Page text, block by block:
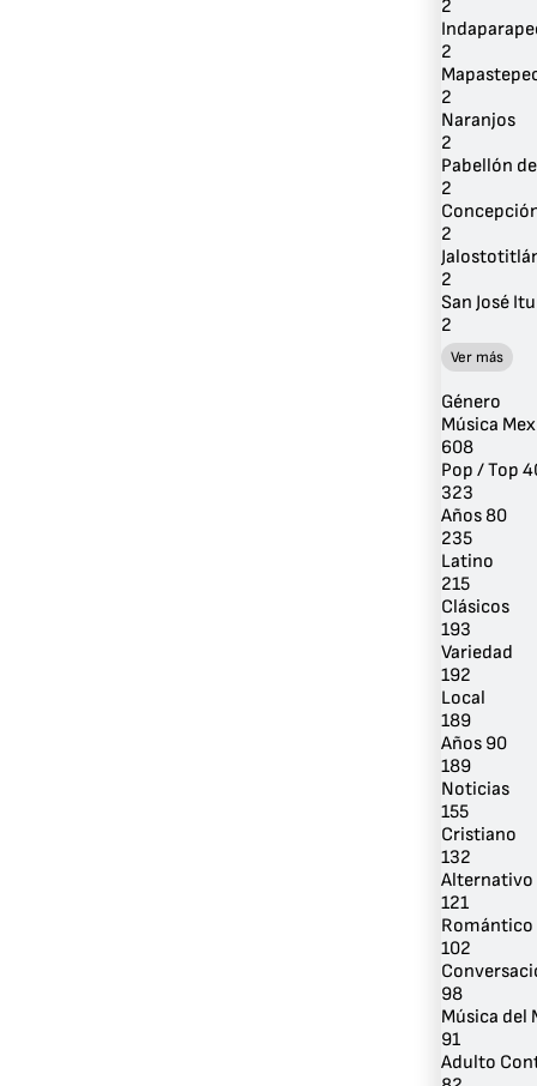
2
2
2
Naranjos
2
Pabellón
2
2
2
San José
2
Ver más
Género
Música
608
Pop / Top
323
Años 80
235
Latino
215
Clásicos
193
Variedad
192
Local
189
Años 90
189
Noticias
155
Cristiano
132
Alternativo
121
Romántico
102
98
Música del
91
Adulto